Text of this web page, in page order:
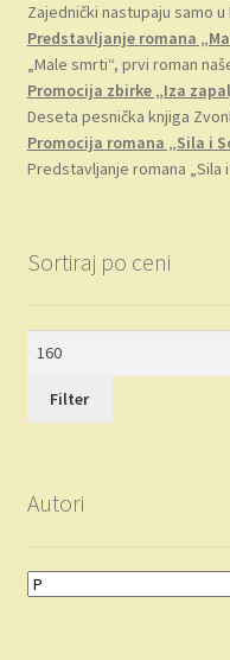
Zajednički nastupaju samo
Predstavljanje romana
„Male smrti“, prvi roman
Promocija zbirke „Iza
Deseta pesnička knjiga
Promocija romana „Sila i
Predstavljanje romana „Sila
Sortiraj po ceni
Filter
Autori